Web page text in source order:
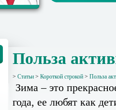
Польза
> Статьи > Короткой строкой > Польза
Зима – это
года, ее любят как